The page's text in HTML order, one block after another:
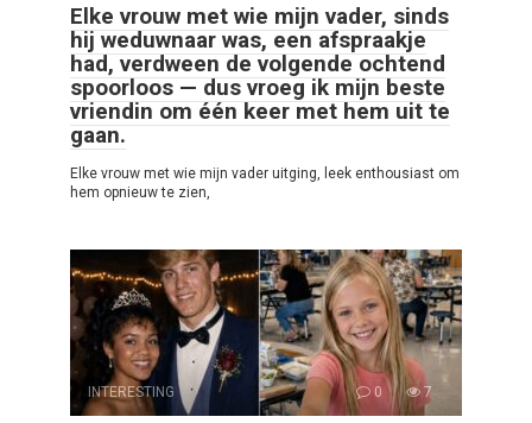
Elke vrouw met wie mijn vader, sinds
hij weduwnaar was, een afspraakje
had, verdween de volgende ochtend
spoorloos — dus vroeg ik mijn beste
vriendin om één keer met hem uit te
gaan.
Elke vrouw met wie mijn vader uitging, leek enthousiast om
hem opnieuw te zien,
INTERESTING 0 7